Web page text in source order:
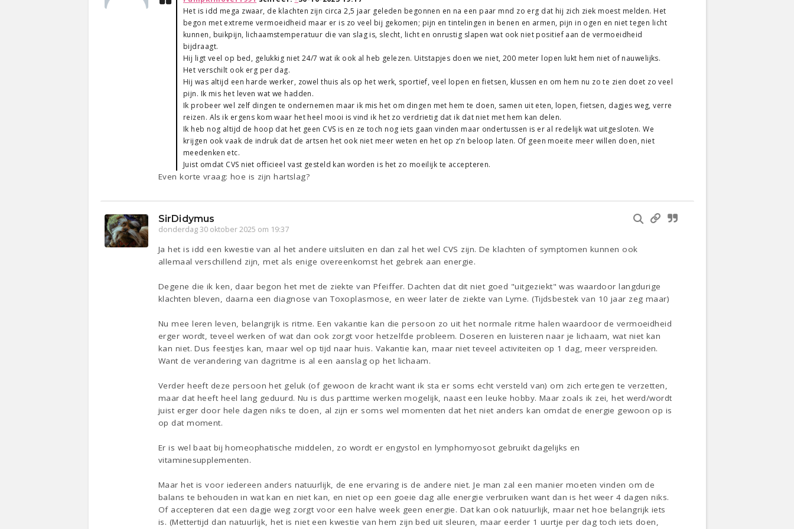
Het is idd mega zwaar, de klachten zijn circa 2,5 jaar geleden begonnen en na een paar mnd zo erg dat hij zich ziek moest melden. Het
begon met extreme vermoeidheid maar er is zo veel bij gekomen; pijn en tintelingen in benen en armen, pijn in ogen en niet tegen licht
kunnen, buikpijn, lichaamstemperatuur die van slag is, slecht, licht en onrustig slapen wat ook niet positief aan de vermoeidheid
bijdraagt.
Hij ligt veel op bed, gelukkig niet 24/7 wat ik ook al heb gelezen. Uitstapjes doen we niet, 200 meter lopen lukt hem niet of nauwelijks.
Het verschilt ook erg per dag.
Hij was altijd een harde werker, zowel thuis als op het werk, sportief, veel lopen en fietsen, klussen en om hem nu zo te zien doet zo veel
pijn. Ik mis het leven wat we hadden.
Ik probeer wel zelf dingen te ondernemen maar ik mis het om dingen met hem te doen, samen uit eten, lopen, fietsen, dagjes weg, verre
reizen. Als ik ergens kom waar het heel mooi is vind ik het zo verdrietig dat ik dat niet met hem kan delen.
Ik heb nog altijd de hoop dat het geen CVS is en ze toch nog iets gaan vinden maar ondertussen is er al redelijk wat uitgesloten. We
krijgen ook vaak de indruk dat de artsen het ook niet meer weten en het op z’n beloop laten. Of geen moeite meer willen doen, niet
meedenken etc.
Juist omdat CVS niet officieel vast gesteld kan worden is het zo moeilijk te accepteren.
Even korte vraag: hoe is zijn hartslag?
SirDidymus
donderdag 30 oktober 2025 om 19:37
Ja het is idd een kwestie van al het andere uitsluiten en dan zal het wel CVS zijn. De klachten of symptomen kunnen ook
allemaal verschillend zijn, met als enige overeenkomst het gebrek aan energie.
Degene die ik ken, daar begon het met de ziekte van Pfeiffer. Dachten dat dit niet goed "uitgeziekt" was waardoor langdurige
klachten bleven, daarna een diagnose van Toxoplasmose, en weer later de ziekte van Lyme. (Tijdsbestek van 10 jaar zeg maar)
Nu mee leren leven, belangrijk is ritme. Een vakantie kan die persoon zo uit het normale ritme halen waardoor de vermoeidheid
erger wordt, teveel werken of wat dan ook zorgt voor hetzelfde probleem. Doseren en luisteren naar je lichaam, wat niet kan
kan niet. Dus feestjes kan, maar wel op tijd naar huis. Vakantie kan, maar niet teveel activiteiten op 1 dag, meer verspreiden.
Want de verandering van dagritme is al een aanslag op het lichaam.
Verder heeft deze persoon het geluk (of gewoon de kracht want ik sta er soms echt versteld van) om zich ertegen te verzetten,
maar dat heeft heel lang geduurd. Nu is dus parttime werken mogelijk, naast een leuke hobby. Maar zoals ik zei, het werd/wordt
juist erger door hele dagen niks te doen, al zijn er soms wel momenten dat het niet anders kan omdat de energie gewoon op is
op dat moment.
Er is wel baat bij homeophatische middelen, zo wordt er engystol en lymphomyosot gebruikt dagelijks en
vitaminesupplementen.
Maar het is voor iedereen anders natuurlijk, de ene ervaring is de andere niet. Je man zal een manier moeten vinden om de
balans te behouden in wat kan en niet kan, en niet op een goeie dag alle energie verbruiken want dan is het weer 4 dagen niks.
Of accepteren dat een dagje weg zorgt voor een halve week geen energie. Dat kan ook natuurlijk, maar net hoe belangrijk iets
is. (Mettertijd dan natuurlijk, het is niet een kwestie van hem zijn bed uit sleuren, maar eerder 1 uurtje per dag toch iets doen,